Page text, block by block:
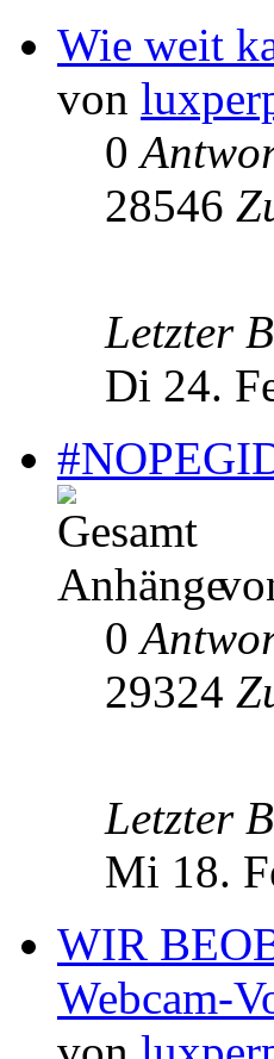
Wie weit
von
0
28546
Letzter
Di 24.
0
29324
Letzter
Mi 18.
WIR
Webcam-